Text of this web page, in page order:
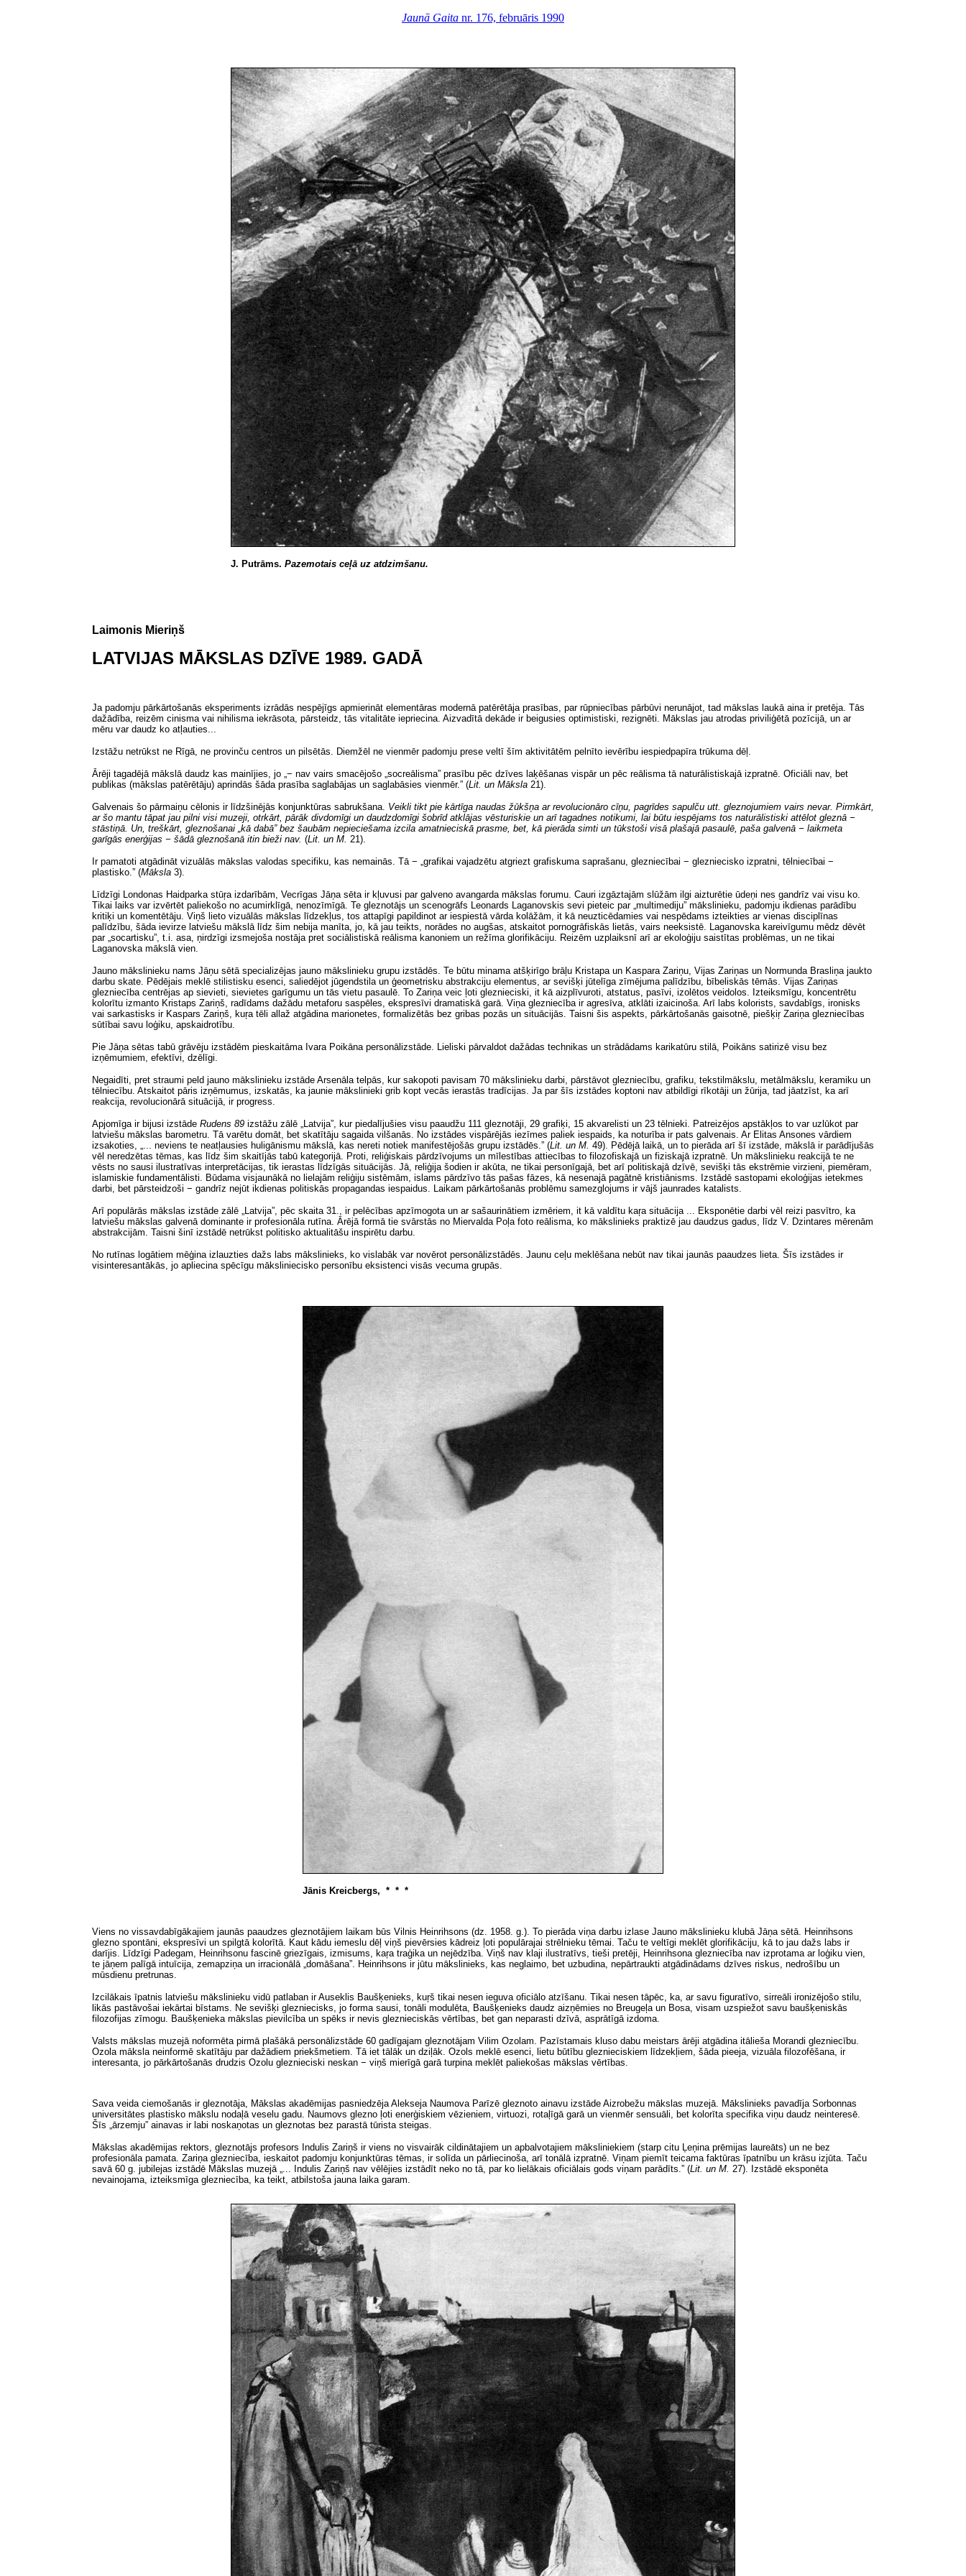
Jaunā Gaita nr. 176, februāris 1990
J. Putrāms. Pazemotais ceļā uz atdzimšanu.
Laimonis Mieriņš
LATVIJAS MĀKSLAS DZĪVE 1989. GADĀ
Ja padomju pārkārtošanās eksperiments izrādās nespējīgs apmierināt elementāras modernā patērētāja prasības, par rūpniecības pārbūvi nerunājot, tad mākslas laukā aina ir pretēja. Tās
dažādība, reizēm cinisma vai nihilisma iekrāsota, pārsteidz, tās vitalitāte iepriecina. Aizvadītā dekāde ir beigusies optimistiski, rezignēti. Mākslas jau atrodas priviliģētā pozīcijā, un ar
mēru var daudz ko atļauties...
Izstāžu netrūkst ne Rīgā, ne provinču centros un pilsētās. Diemžēl ne vienmēr padomju prese veltī šīm aktivitātēm pelnīto ievērību iespiedpapīra trūkuma dēļ.
Ārēji tagadējā mākslā daudz kas mainījies, jo „− nav vairs smacējošo „socreālisma” prasību pēc dzīves laķēšanas vispār un pēc reālisma tā naturālistiskajā izpratnē. Oficiāli nav, bet
publikas (mākslas patērētāju) aprindās šāda prasība saglabājas un saglabāsies vienmēr.” (Lit. un Māksla 21).
Galvenais šo pārmaiņu cēlonis ir līdzšinējās konjunktūras sabrukšana. Veikli tikt pie kārtīga naudas žūkšņa ar revolucionāro cīņu, pagrīdes sapulču utt. gleznojumiem vairs nevar. Pirmkārt,
ar šo mantu tāpat jau pilni visi muzeji, otrkārt, pārāk divdomīgi un daudzdomīgi šobrīd atklājas vēsturiskie un arī tagadnes notikumi, lai būtu iespējams tos naturālistiski attēlot gleznā −
stāstiņā. Un, treškārt, gleznošanai „kā dabā” bez šaubām nepieciešama izcila amatnieciskā prasme, bet, kā pierāda simti un tūkstoši visā plašajā pasaulē, paša galvenā − laikmeta
garīgās enerģijas − šādā gleznošanā itin bieži nav. (Lit. un M. 21).
Ir pamatoti atgādināt vizuālās mākslas valodas specifiku, kas nemainās. Tā − „grafikai vajadzētu atgriezt grafiskuma saprašanu, glezniecībai − glezniecisko izpratni, tēlniecībai −
plastisko.” (Māksla 3).
Līdzīgi Londonas Haidparka stūŗa izdarībām, Vecrīgas Jāņa sēta ir kļuvusi par galveno avangarda mākslas forumu. Cauri izgāztajām slūžām ilgi aizturētie ūdeņi nes gandrīz vai visu ko.
Tikai laiks var izvērtēt paliekošo no acumirklīgā, nenozīmīgā. Te gleznotājs un scenogrāfs Leonards Laganovskis sevi pieteic par „multimediju” mākslinieku, padomju ikdienas parādību
kritiķi un komentētāju. Viņš lieto vizuālās mākslas līdzekļus, tos attapīgi papildinot ar iespiestā vārda kolāžām, it kā neuzticēdamies vai nespēdams izteikties ar vienas disciplīnas
palīdzību, šāda ievirze latviešu mākslā līdz šim nebija manīta, jo, kā jau teikts, norādes no augšas, atskaitot pornogrāfiskās lietās, vairs neeksistē. Laganovska kareivīgumu mēdz dēvēt
par „socartisku”, t.i. asa, ņirdzīgi izsmejoša nostāja pret sociālistiskā reālisma kanoniem un režīma glorifikāciju. Reizēm uzplaiksnī arī ar ekoloģiju saistītas problēmas, un ne tikai
Laganovska mākslā vien.
Jauno mākslinieku nams Jāņu sētā specializējas jauno mākslinieku grupu izstādēs. Te būtu minama atšķirīgo brāļu Kristapa un Kaspara Zariņu, Vijas Zariņas un Normunda Brasliņa jaukto
darbu skate. Pēdējais meklē stilistisku esenci, saliedējot jūgendstila un ģeometrisku abstrakciju elementus, ar sevišķi jūtelīga zīmējuma palīdzību, bībeliskās tēmās. Vijas Zariņas
glezniecība centrējas ap sievieti, sievietes garīgumu un tās vietu pasaulē. To Zariņa veic ļoti gleznieciski, it kā aizplīvuroti, atstatus, pasīvi, izolētos veidolos. Izteiksmīgu, koncentrētu
kolorītu izmanto Kristaps Zariņš, radīdams dažādu metaforu saspēles, ekspresīvi dramatiskā garā. Viņa glezniecība ir agresīva, atklāti izaicinoša. Arī labs kolorists, savdabīgs, ironisks
vai sarkastisks ir Kaspars Zariņš, kuŗa tēli allaž atgādina marionetes, formalizētās bez gribas pozās un situācijās. Taisni šis aspekts, pārkārtošanās gaisotnē, piešķiŗ Zariņa glezniecības
sūtībai savu loģiku, apskaidrotību.
Pie Jāņa sētas tabū grāvēju izstādēm pieskaitāma Ivara Poikāna personālizstāde. Lieliski pārvaldot dažādas technikas un strādādams karikatūru stilā, Poikāns satirizē visu bez
izņēmumiem, efektīvi, dzēlīgi.
Negaidīti, pret straumi peld jauno mākslinieku izstāde Arsenāla telpās, kur sakopoti pavisam 70 mākslinieku darbi, pārstāvot glezniecību, grafiku, tekstilmākslu, metālmākslu, keramiku un
tēlniecību. Atskaitot pāris izņēmumus, izskatās, ka jaunie mākslinieki grib kopt vecās ierastās tradīcijas. Ja par šīs izstādes koptoni nav atbildīgi rīkotāji un žūrija, tad jāatzīst, ka arī
reakcija, revolucionārā situācijā, ir progress.
Apjomīga ir bijusi izstāde Rudens 89 izstāžu zālē „Latvija”, kur piedalījušies visu paaudžu 111 gleznotāji, 29 grafiķi, 15 akvarelisti un 23 tēlnieki. Patreizējos apstākļos to var uzlūkot par
latviešu mākslas barometru. Tā varētu domāt, bet skatītāju sagaida vilšanās. No izstādes vispārējās iezīmes paliek iespaids, ka noturība ir pats galvenais. Ar Elitas Ansones vārdiem
izsakoties, „... neviens te neatļausies huligānismu mākslā, kas nereti notiek manifestējošās grupu izstādēs.” (Lit. un M. 49). Pēdējā laikā, un to pierāda arī šī izstāde, mākslā ir parādījušās
vēl neredzētas tēmas, kas līdz šim skaitījās tabū kategorijā. Proti, reliģiskais pārdzīvojums un mīlestības attiecības to filozofiskajā un fiziskajā izpratnē. Un mākslinieku reakcijā te ne
vēsts no sausi ilustratīvas interpretācijas, tik ierastas līdzīgās situācijās. Jā, reliģija šodien ir akūta, ne tikai personīgajā, bet arī politiskajā dzīvē, sevišķi tās ekstrēmie virzieni, piemēram,
islamiskie fundamentālisti. Būdama visjaunākā no lielajām reliģiju sistēmām, islams pārdzīvo tās pašas fāzes, kā nesenajā pagātnē kristiānisms. Izstādē sastopami ekoloģijas ietekmes
darbi, bet pārsteidzoši − gandrīz nejūt ikdienas politiskās propagandas iespaidus. Laikam pārkārtošanās problēmu samezglojums ir vājš jaunrades katalists.
Arī populārās mākslas izstāde zālē „Latvija”, pēc skaita 31., ir pelēcības apzīmogota un ar sašaurinātiem izmēriem, it kā valdītu kaŗa situācija... Eksponētie darbi vēl reizi pasvītro, ka
latviešu mākslas galvenā dominante ir profesionāla rutīna. Ārējā formā tie svārstās no Miervalda Poļa foto reālisma, ko mākslinieks praktizē jau daudzus gadus, līdz V. Dzintares mērenām
abstrakcijām. Taisni šinī izstādē netrūkst politisko aktualitāšu inspirētu darbu.
No rutīnas logātiem mēģina izlauzties dažs labs mākslinieks, ko vislabāk var novērot personālizstādēs. Jaunu ceļu meklēšana nebūt nav tikai jaunās paaudzes lieta. Šīs izstādes ir
visinteresantākās, jo apliecina spēcīgu māksliniecisko personību eksistenci visās vecuma grupās.
Jānis Kreicbergs, * * *
Viens no vissavdabīgākajiem jaunās paaudzes gleznotājiem laikam būs Vilnis Heinrihsons (dz. 1958. g.). To pierāda viņa darbu izlase Jauno mākslinieku klubā Jāņa sētā. Heinrihsons
glezno spontāni, ekspresīvi un spilgtā kolorītā. Kaut kādu iemeslu dēļ viņš pievērsies kādreiz ļoti populārajai strēlnieku tēmai. Taču te veltīgi meklēt glorifikāciju, kā to jau dažs labs ir
darījis. Līdzīgi Padegam, Heinrihsonu fascinē griezīgais, izmisums, kaŗa traģika un nejēdzība. Viņš nav klaji ilustratīvs, tieši pretēji, Heinrihsona glezniecība nav izprotama ar loģiku vien,
te jāņem palīgā intuīcija, zemapziņa un irracionālā „domāšana”. Heinrihsons ir jūtu mākslinieks, kas neglaimo, bet uzbudina, nepārtraukti atgādinādams dzīves riskus, nedrošību un
mūsdienu pretrunas.
Izcilākais īpatnis latviešu mākslinieku vidū patlaban ir Auseklis Baušķenieks, kuŗš tikai nesen ieguva oficiālo atzīšanu. Tikai nesen tāpēc, ka, ar savu figuratīvo, sirreāli ironizējošo stilu,
likās pastāvošai iekārtai bīstams. Ne sevišķi glezniecisks, jo forma sausi, tonāli modulēta, Baušķenieks daudz aizņēmies no Breugeļa un Bosa, visam uzspiežot savu baušķeniskās
filozofijas zīmogu. Baušķenieka mākslas pievilcība un spēks ir nevis gleznieciskās vērtības, bet gan neparasti dzīvā, asprātīgā izdoma.
Valsts mākslas muzejā noformēta pirmā plašākā personālizstāde 60 gadīgajam gleznotājam Vilim Ozolam. Pazīstamais kluso dabu meistars ārēji atgādina itālieša Morandi glezniecību.
Ozola māksla neinformē skatītāju par dažādiem priekšmetiem. Tā iet tālāk un dziļāk. Ozols meklē esenci, lietu būtību gleznieciskiem līdzekļiem, šāda pieeja, vizuāla filozofēšana, ir
interesanta, jo pārkārtošanās drudzis Ozolu gleznieciski neskan − viņš mierīgā garā turpina meklēt paliekošas mākslas vērtības.
Sava veida ciemošanās ir gleznotāja, Mākslas akadēmijas pasniedzēja Alekseja Naumova Parīzē gleznoto ainavu izstāde Aizrobežu mākslas muzejā. Mākslinieks pavadīja Sorbonnas
universitātes plastisko mākslu nodaļā veselu gadu. Naumovs glezno ļoti enerģiskiem vēzieniem, virtuozi, rotaļīgā garā un vienmēr sensuāli, bet kolorīta specifika viņu daudz neinteresē.
Šīs „ārzemju” ainavas ir labi noskaņotas un gleznotas bez parastā tūrista steigas.
Mākslas akadēmijas rektors, gleznotājs profesors Indulis Zariņš ir viens no visvairāk cildinātajiem un apbalvotajiem māksliniekiem (starp citu Ļeņina prēmijas laureāts) un ne bez
profesionāla pamata. Zariņa glezniecība, ieskaitot padomju konjunktūras tēmas, ir solīda un pārliecinoša, arī tonālā izpratnē. Viņam piemīt teicama faktūras īpatnību un krāsu izjūta. Taču
savā 60 g. jubilejas izstādē Mākslas muzejā „... Indulis Zariņš nav vēlējies izstādīt neko no tā, par ko lielākais oficiālais gods viņam parādīts.” (Lit. un M. 27). Izstādē eksponēta
nevainojama, izteiksmīga glezniecība, ka teikt, atbilstoša jauna laika garam.